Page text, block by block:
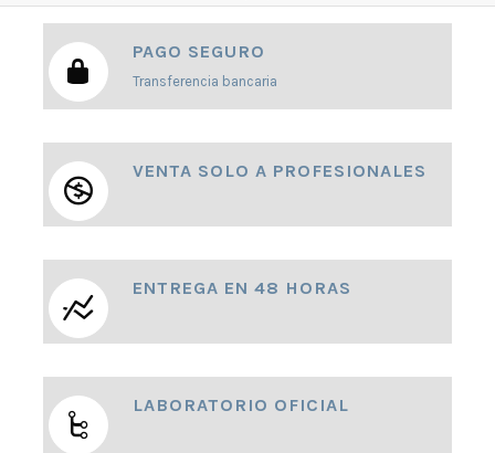
PAGO SEGURO
Transferencia bancaria
VENTA SOLO A PROFESIONALES
ENTREGA EN 48 HORAS
LABORATORIO OFICIAL